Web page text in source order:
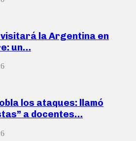
visitará la Argentina en
un…
los ataques: llamó
a docentes…